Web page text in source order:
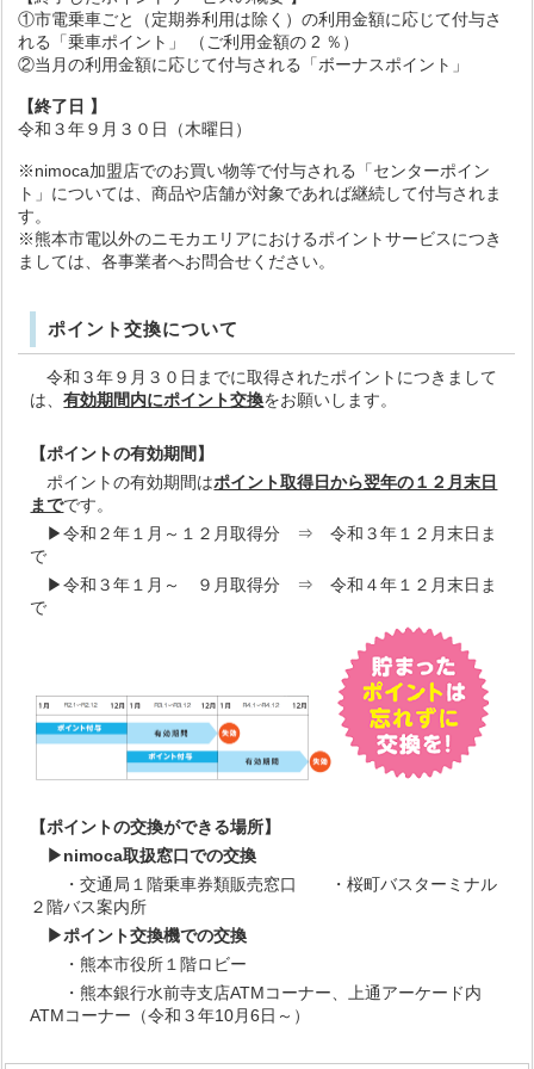
①市電乗車ごと（定期券利用は除く）の利用金額に応じて付与さ
れる「乗車ポイント」 （ご利用金額の 2 ％）
②当月の利用金額に応じて付与される「ボーナスポイント」
【終了日 】
令和３年９月３０日（木曜日）
※nimoca加盟店でのお買い物等で付与される「センターポイン
ト」については、商品や店舗が対象であれば継続して付与されま
す。
※熊本市電以外のニモカエリアにおけるポイントサービスにつき
ましては、各事業者へお問合せください。
ポイント交換について
令和３年９月３０日までに取得されたポイントにつきまして
は、有効期間内にポイント交換をお願いします。
【ポイントの有効期間】
ポイントの有効期間はポイント取得日から翌年の１２月末日
までです。
▶令和２年１月～１２月取得分 ⇒ 令和３年１２月末日ま
で
▶令和３年１月～ ９月取得分 ⇒ 令和４年１２月末日ま
で
【ポイントの交換ができる場所】
▶nimoca取扱窓口での交換
・交通局１階乗車券類販売窓口 ・桜町バスターミナル
２階バス案内所
▶ポイント交換機での交換
・熊本市役所１階ロビー
・熊本銀行水前寺支店ATMコーナー、
上通アーケード内
ATMコーナー（令和３年10月6日～）